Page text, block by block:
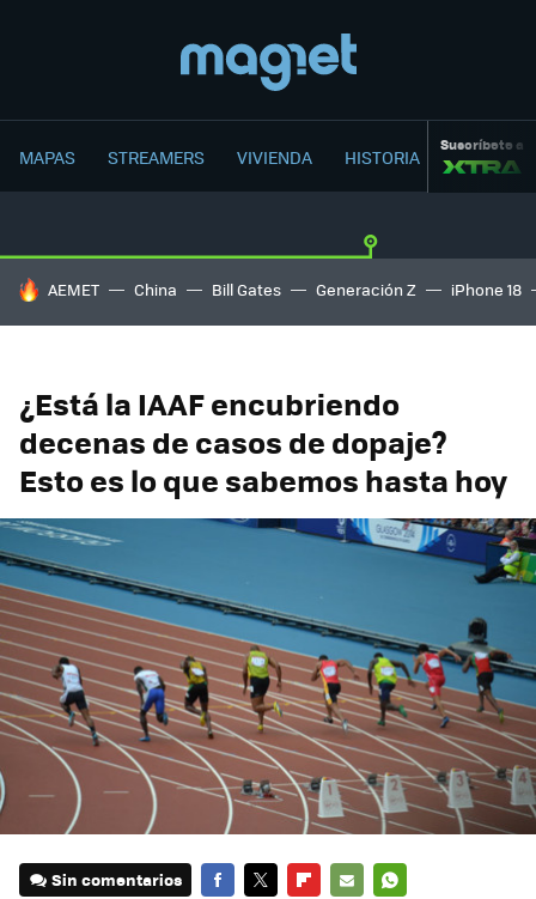
MAPAS STREAMERS VIVIENDA HISTORIA Suscríbete a
HOY SE HABLA DE
AEMET China Bill Gates Generación Z iPhone 18
¿Está la IAAF encubriendo
decenas de casos de dopaje?
Esto es lo que sabemos hasta hoy
Sin comentarios